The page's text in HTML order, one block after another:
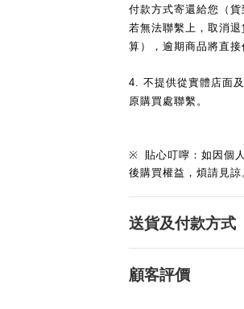
付款方式寄還給您（
若無法聯繫上，取消退
算），逾期商品將直接
4. 不提供從實體店面
原購買處聯繫。
※
貼心叮嚀：如因個
後購買權益，煩請見諒
送貨及付款方式
顧客評價